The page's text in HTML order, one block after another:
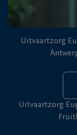
Uitvaartzorg
Uitvaartzorg